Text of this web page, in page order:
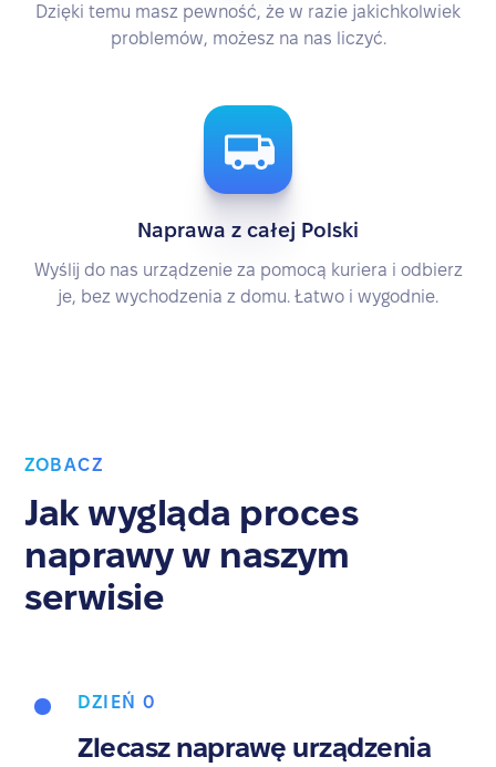
Dzięki temu masz pewność, że w razie jakichkolwiek
problemów, możesz na nas liczyć.
Naprawa z całej Polski
Wyślij do nas urządzenie za pomocą kuriera i odbierz
je, bez wychodzenia z domu. Łatwo i wygodnie.
ZOBACZ
Jak wygląda proces
naprawy w naszym
serwisie
DZIEŃ 0
Zlecasz naprawę urządzenia